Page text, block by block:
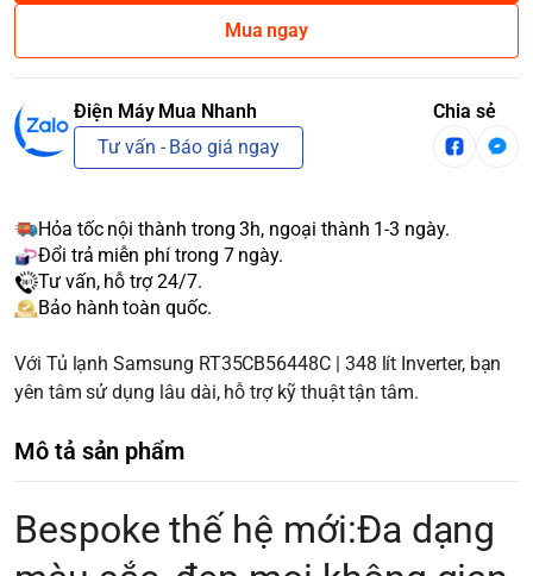
Mua ngay
Điện Máy Mua Nhanh
Tư vấn - Báo giá ngay
Chia sẻ
Hỏa tốc nội thành trong 3h, ngoại thành 1-3 ngày.
Đổi trả miễn phí trong 7 ngày.
Tư vấn, hỗ trợ 24/7.
Bảo hành toàn quốc.
Với Tủ lạnh Samsung RT35CB56448C | 348 lít Inverter, bạn
yên tâm sử dụng lâu dài, hỗ trợ kỹ thuật tận tâm.
Mô tả sản phẩm
Bespoke thế hệ mới:Đa dạng